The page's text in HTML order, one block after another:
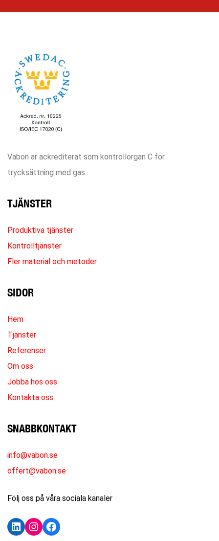
Vabon är ackrediterat som kontrollorgan C för
trycksättning med gas
TJÄNSTER
Produktiva tjänster
Kontrolltjänster
Fler material och metoder
SIDOR
Hem
Tjänster
Referenser
Om oss
Jobba hos oss
Kontakta oss
SNABBKONTAKT
info@vabon.se
offert@vabon.se
Följ oss på våra sociala kanaler
LinkedIn
Instagram
Facebook